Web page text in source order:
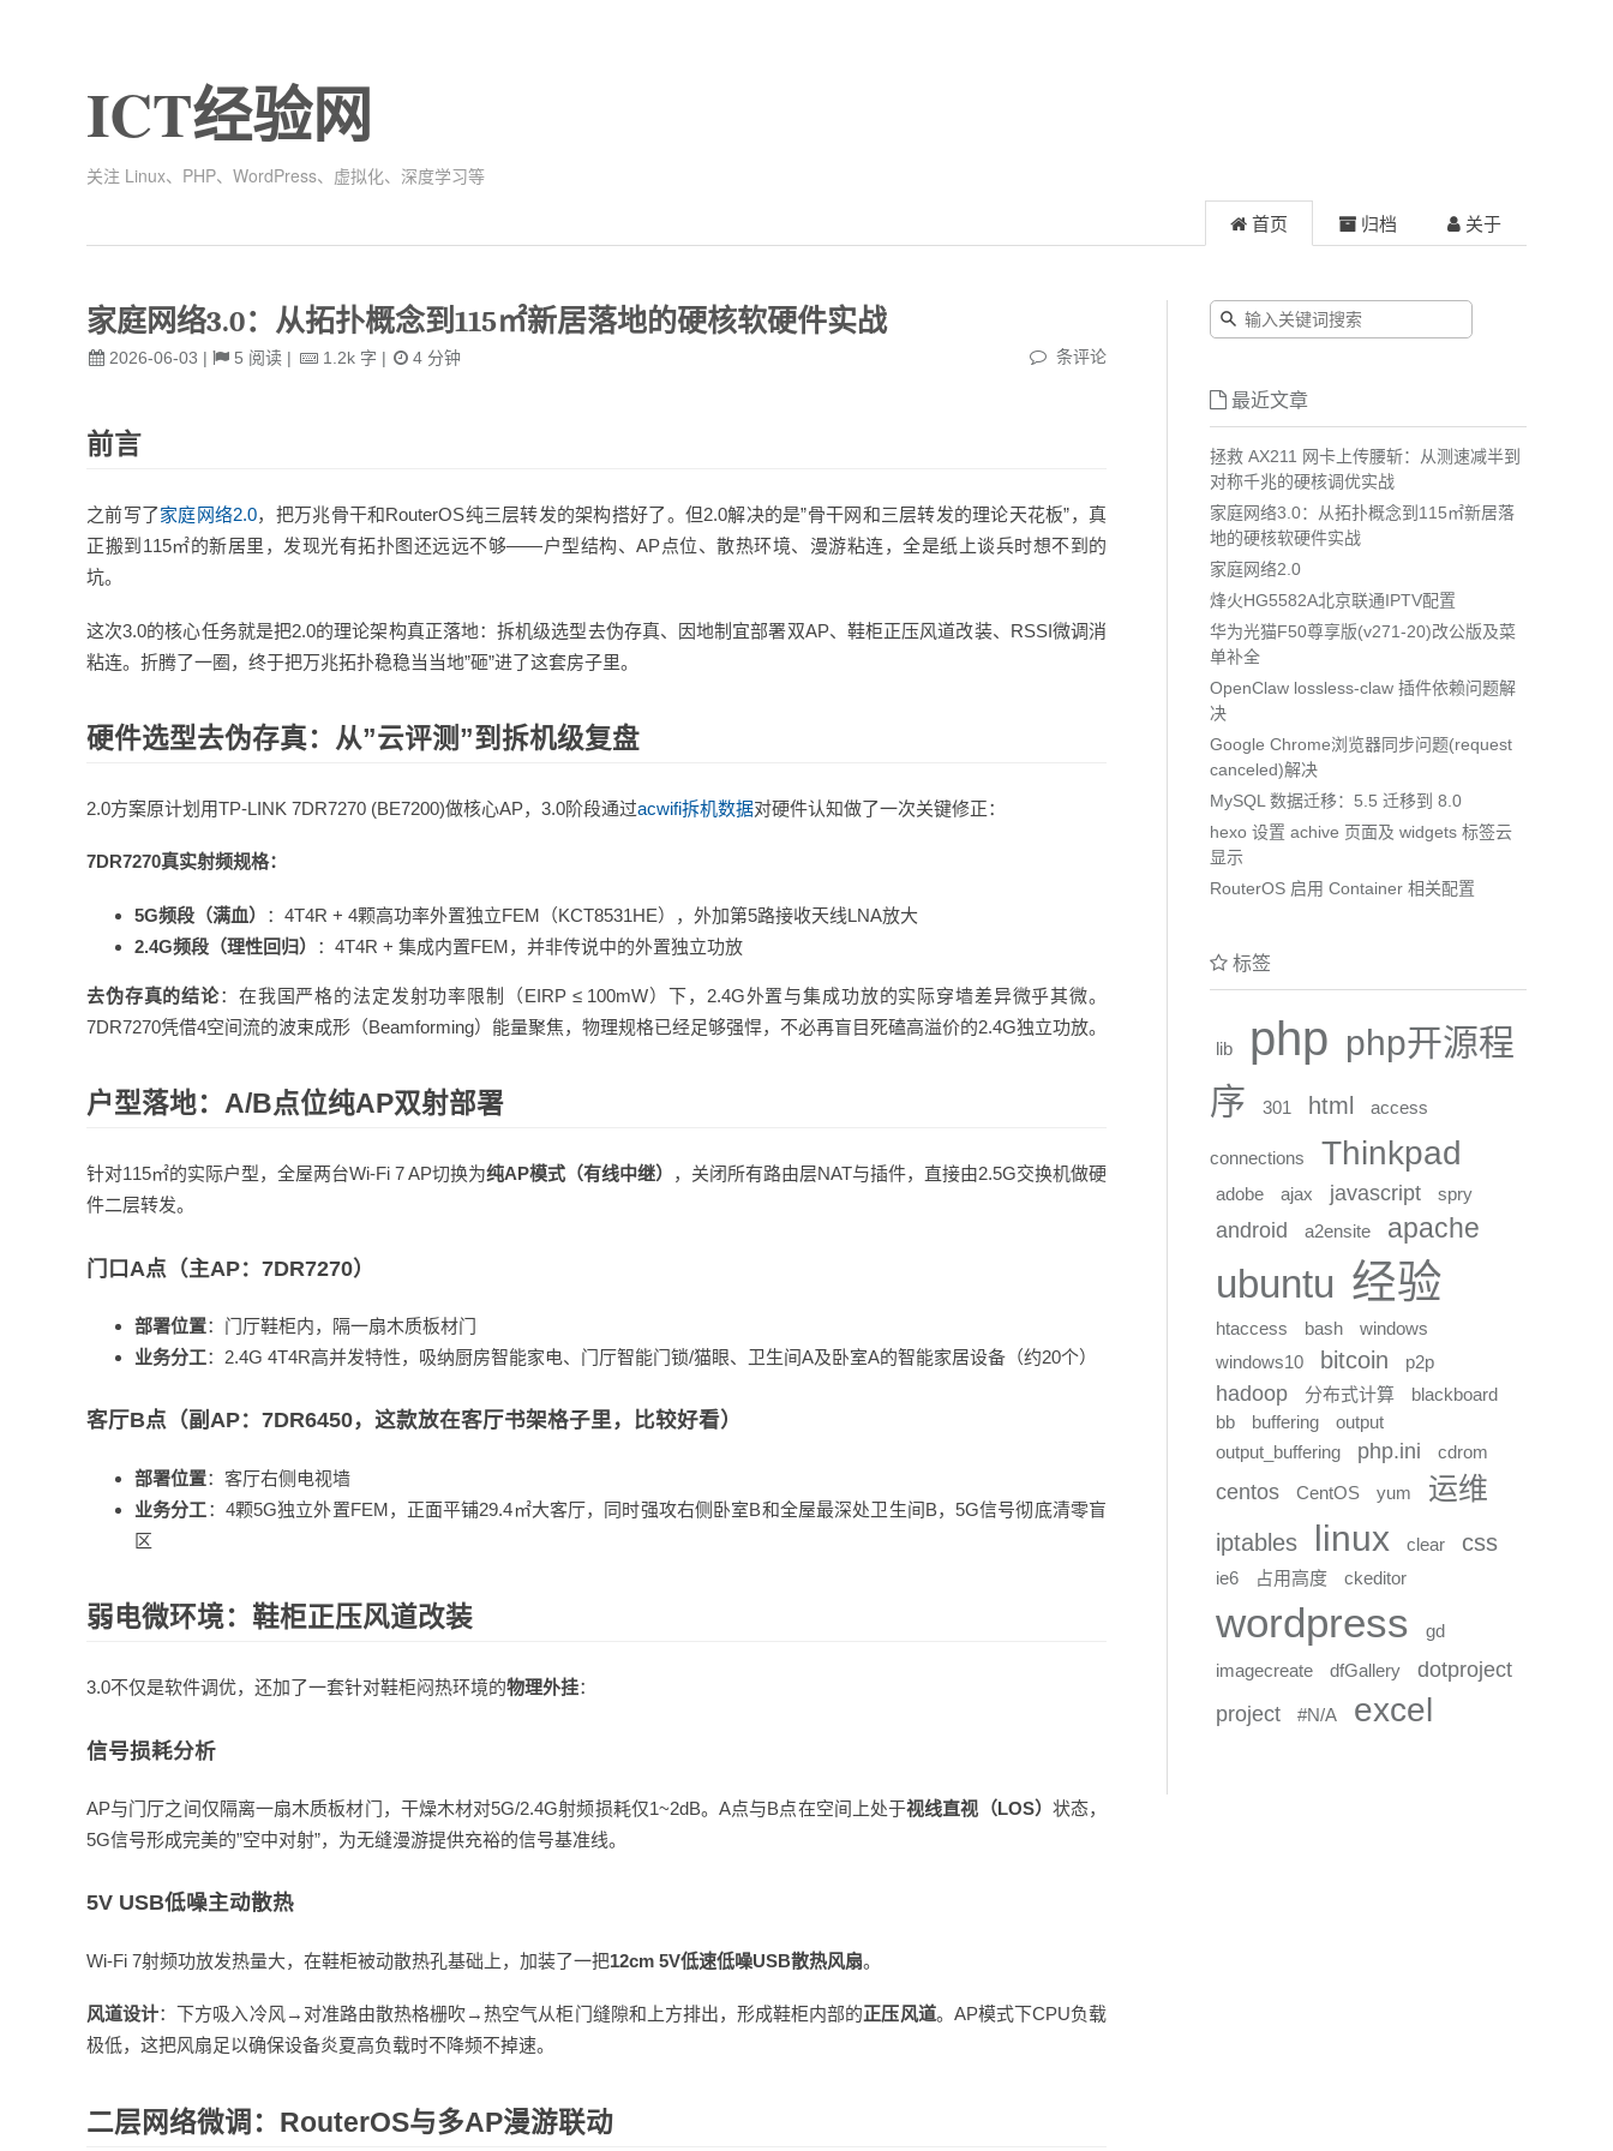
ICT经验网
关注 Linux、PHP、WordPress、虚拟化、深度学习等
首页 归档 关于
家庭网络3.0：从拓扑概念到115㎡新居落地的硬核软硬件实战
2026-06-03 | 5 阅读 | 1.2k字 | 4分钟 条评论
前言
之前写了家庭网络2.0，把万兆骨干和RouterOS纯三层转发的架构搭好了。但2.0解决的是”骨干网和三层转发的理论天花板”，真
正搬到115㎡的新居里，发现光有拓扑图还远远不够——户型结构、AP点位、散热环境、漫游粘连，全是纸上谈兵时想不到的
坑。
这次3.0的核心任务就是把2.0的理论架构真正落地：拆机级选型去伪存真、因地制宜部署双AP、鞋柜正压风道改装、RSSI微调消
粘连。折腾了一圈，终于把万兆拓扑稳稳当当地”砸”进了这套房子里。
硬件选型去伪存真：从”云评测”到拆机级复盘
2.0方案原计划用TP-LINK 7DR7270 (BE7200)做核心AP，3.0阶段通过acwifi拆机数据对硬件认知做了一次关键修正：
7DR7270真实射频规格：
5G频段（满血）
：4T4R + 4颗高功率外置独立FEM（KCT8531HE），外加第5路接收天线LNA放大
2.4G频段（理性回归）
：4T4R + 集成内置FEM，并非传说中的外置独立功放
去伪存真的结论：在我国严格的法定发射功率限制（EIRP ≤ 100mW）下，2.4G外置与集成功放的实际穿墙差异微乎其微。
7DR7270凭借4空间流的波束成形（Beamforming）能量聚焦，物理规格已经足够强悍，不必再盲目死磕高溢价的2.4G独立功放。
户型落地：A/B点位纯AP双射部署
针对115㎡的实际户型，全屋两台Wi-Fi 7 AP切换为纯AP模式（有线中继）
，关闭所有路由层NAT与插件，直接由2.5G交换机做硬
件二层转发。
门口A点（主AP：7DR7270）
部署位置：门厅鞋柜内，隔一扇木质板材门
业务分工：2.4G 4T4R高并发特性，吸纳厨房智能家电、门厅智能门锁/猫眼、卫生间A及卧室A的智能家居设备（约20个）
客厅B点（副AP：7DR6450，这款放在客厅书架格子里，比较好看）
部署位置：客厅右侧电视墙
业务分工 ：4颗5G独立外置FEM，正面平铺29.4㎡大客厅，同时强攻右侧卧室B和全屋最深处卫生间B，5G信号彻底清零盲
区
弱电微环境：鞋柜正压风道改装
3.0不仅是软件调优，还加了一套针对鞋柜闷热环境的物理外挂：
信号损耗分析
AP与门厅之间仅隔离一扇木质板材门，干燥木材对5G/2.4G射频损耗仅1~2dB。A点与B点在空间上处于视线直视（LOS） 状态，
5G信号形成完美的”空中对射”，为无缝漫游提供充裕的信号基准线。
5V USB低噪主动散热
Wi-Fi 7射频功放发热量大，在鞋柜被动散热孔基础上，加装了一把12cm 5V低速低噪USB散热风扇。
风道设计：下方吸入冷风→对准路由散热格栅吹→热空气从柜门缝隙和上方排出，形成鞋柜内部的正压风道。AP模式下CPU负载
极低，这把风扇足以确保设备炎夏高负载时不降频不掉速。
二层网络微调：RouterOS与多AP漫游联动
最近文章
拯救 AX211 网卡上传腰斩：从测速减半到
对称千兆的硬核调优实战
家庭网络3.0：从拓扑概念到115㎡新居落
地的硬核软硬件实战
家庭网络2.0
烽火HG5582A北京联通IPTV配置
华为光猫F50尊享版(v271-20)改公版及菜
单补全
OpenClaw lossless-claw 插件依赖问题解
决
Google Chrome浏览器同步问题(request
canceled)解决
MySQL 数据迁移：5.5 迁移到 8.0
hexo 设置 achive 页面及 widgets 标签云
显示
RouterOS 启用 Container 相关配置
标签
lib php php开源程
序
301 html access
connections Thinkpad
adobe ajax javascript spry
android a2ensite apache
ubuntu 经验
htaccess bash
windows
windows10
bitcoin p2p
hadoop 分布式计算
blackboard
bb
buffering
output
output_buffering
php.ini cdrom
centos CentOS yum 运维
iptables linux clear css
ie6 占用高度 ckeditor
wordpress
gd
imagecreate
dfGallery
dotproject
project
#N/A excel